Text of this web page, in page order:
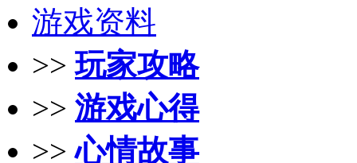
游戏资料
>>玩家攻略
>> 游戏心得
>>心情故事